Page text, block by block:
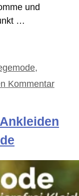
und
…
,
Kommentar